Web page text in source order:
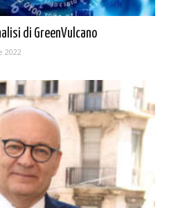
di GreenVulcano
2022